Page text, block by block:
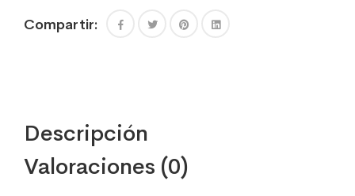
Compartir:
Descripción
Valoraciones (0)